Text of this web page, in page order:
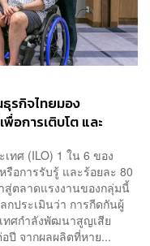
ธุรกิจไทยมอง
อการเติบโต และ
ทศ (ILO) 1 ใน 6 ของ
อการรับรู้ และร้อยละ 80
สู่ตลาดแรงงานของกลุ่มนี้
กประเมินว่า การกีดกันผู้
ทศกำลังพัฒนาสูญเสีย
ปี จากผลผลิตที่หาย...